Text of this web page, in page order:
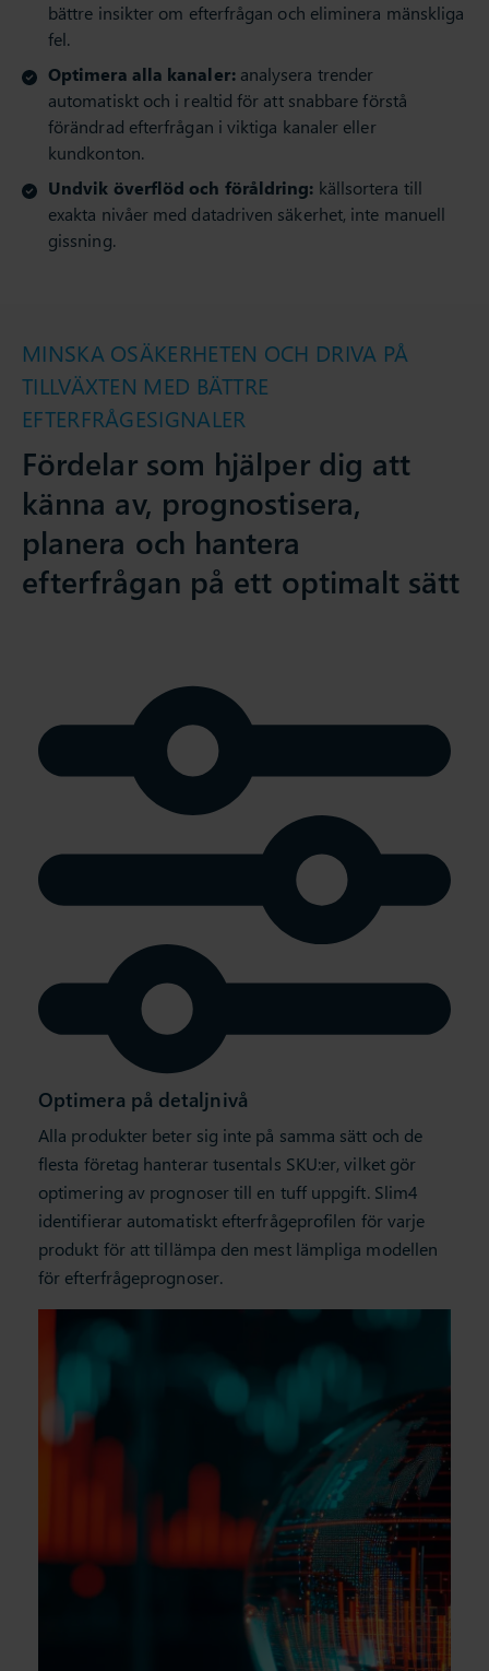
bättre insikter om efterfrågan och eliminera mänskliga
fel.
Optimera alla kanaler:analysera trender
automatiskt och i realtid för att snabbare förstå
förändrad efterfrågan i viktiga kanaler eller
kundkonton.
Undvik överflöd och föråldring: källsortera till
exakta nivåer med datadriven säkerhet, inte manuell
gissning.
MINSKA OSÄKERHETEN OCH DRIVA PÅ
TILLVÄXTEN MED BÄTTRE
EFTERFRÅGESIGNALER
Fördelar som hjälper dig att
känna av, prognostisera,
planera och hantera
efterfrågan på ett optimalt sätt
Optimera på detaljnivå
Alla produkter beter sig inte på samma sätt och de
flesta företag hanterar tusentals SKU:er, vilket gör
optimering av prognoser till en tuff uppgift. Slim4
identifierar automatiskt efterfrågeprofilen för varje
produkt för att tillämpa den mest lämpliga modellen
för efterfrågeprognoser.